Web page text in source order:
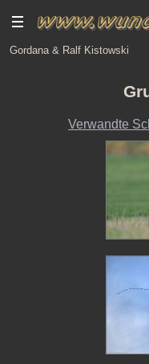
Gordana & Ralf Kistowski
Verwandte